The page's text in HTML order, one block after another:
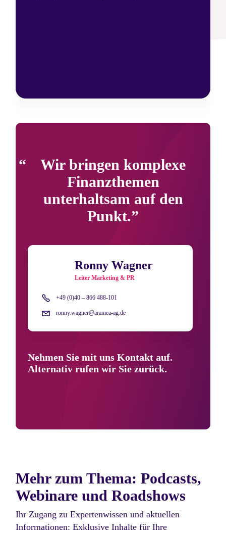
Wir bringen komplexe
Finanzthemen
unterhaltsam auf den
Punkt.
Ronny Wagner
Leiter Marketing & PR
+49 (0)40 – 866 488-101
ronny.wagner@aramea-ag.de
Nehmen Sie mit uns Kontakt auf.
Alternativ rufen wir Sie zurück.
Mehr zum Thema: Podcasts,
Webinare und Roadshows
Ihr Zugang zu Expertenwissen und aktuellen
Informationen: Exklusive Inhalte für Ihre